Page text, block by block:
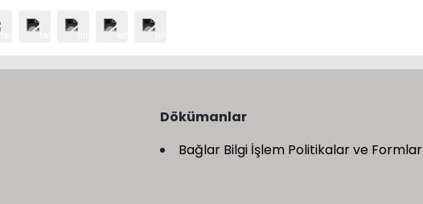
Dökümanlar
Bağlar Bilgi İşlem Politikalar ve Formlar